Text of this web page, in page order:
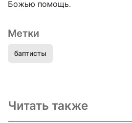
Божью помощь.
Метки
баптисты
Читать также